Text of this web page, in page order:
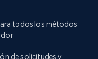
todos los métodos
de solicitudes y